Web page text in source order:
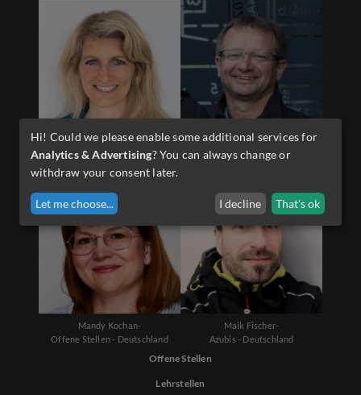
Offene Stellen
Lehrstellen
Diana Schwarzenauer-
Martin Sporer-
Mandy Kochan-
Offene Stellen - Deutschland
Maik Fischer-
Azubis - Deutschland
Hi! Could we please enable some additional services for
Analytics & Advertising? You can always change or
withdraw your consent later.
Let me choose... I decline That's ok